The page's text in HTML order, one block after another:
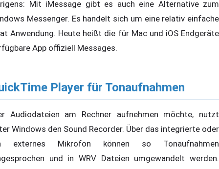
Mit iMessage gibt es auch eine Alternative zum
Messenger. Es handelt sich um eine relativ einfache
Anwendung. Heute heißt die für Mac und iOS Endgeräte
App offiziell Messages.
Player für Tonaufnahmen
Audiodateien am Rechner aufnehmen möchte, nutzt
Windows den Sound Recorder. Über das integrierte oder
externes Mikrofon können so Tonaufnahmen
und in WRV Dateien umgewandelt werden.